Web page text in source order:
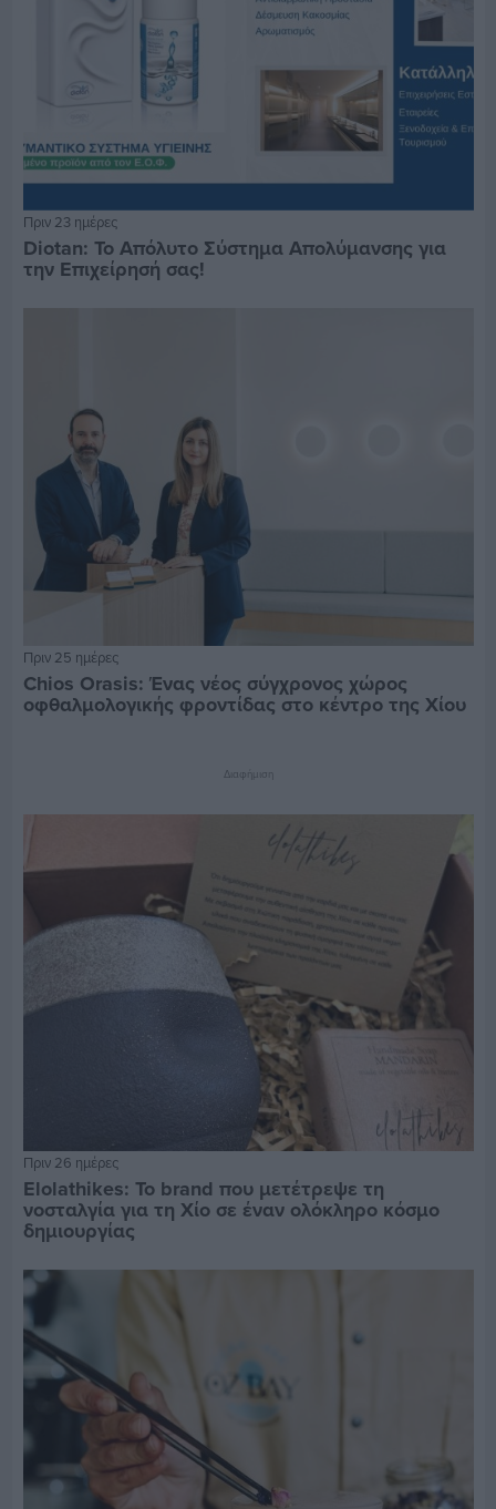
Πριν 23 ημέρες
Diotan: Το Απόλυτο Σύστημα Απολύμανσης για
την Επιχείρησή σας!
Πριν 25 ημέρες
Chios Orasis: Ένας νέος σύγχρονος χώρος
οφθαλμολογικής φροντίδας στο κέντρο της Χίου
Διαφήμιση
Πριν 26 ημέρες
Elolathikes: Το brand που μετέτρεψε τη
νοσταλγία για τη Χίο σε έναν ολόκληρο κόσμο
δημιουργίας